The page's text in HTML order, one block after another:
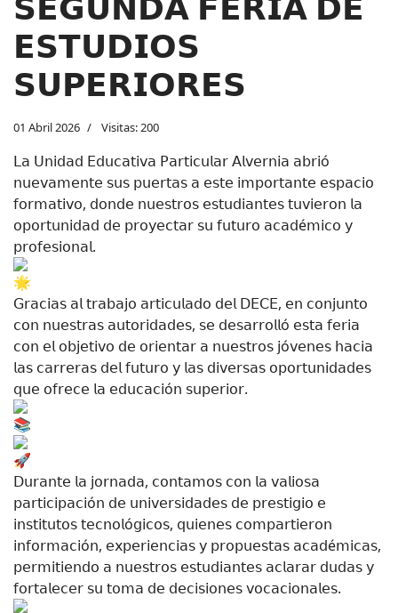
𝗘𝗦𝗧𝗨𝗗𝗜𝗢𝗦
𝗦𝗨𝗣𝗘𝗥𝗜𝗢𝗥𝗘𝗦
01 Abril 2026 Visitas: 200
𝖫𝖺 𝖴𝗇𝗂𝖽𝖺𝖽 𝖤𝖽𝗎𝖼𝖺𝗍𝗂𝗏𝖺 𝖯𝖺𝗋𝗍𝗂𝖼𝗎𝗅𝖺𝗋 𝖠𝗅𝗏𝖾𝗋𝗇𝗂𝖺 𝖺𝖻𝗋𝗂ó
𝗇𝗎𝖾𝗏𝖺𝗆𝖾𝗇𝗍𝖾 𝗌𝗎𝗌 𝗉𝗎𝖾𝗋𝗍𝖺𝗌 𝖺 𝖾𝗌𝗍𝖾 𝗂𝗆𝗉𝗈𝗋𝗍𝖺𝗇𝗍𝖾 𝖾𝗌𝗉𝖺𝖼𝗂𝗈
𝖿𝗈𝗋𝗆𝖺𝗍𝗂𝗏𝗈, 𝖽𝗈𝗇𝖽𝖾 𝗇𝗎𝖾𝗌𝗍𝗋𝗈𝗌 𝖾𝗌𝗍𝗎𝖽𝗂𝖺𝗇𝗍𝖾𝗌 𝗍𝗎𝗏𝗂𝖾𝗋𝗈𝗇 𝗅𝖺
𝗈𝗉𝗈𝗋𝗍𝗎𝗇𝗂𝖽𝖺𝖽 𝖽𝖾 𝗉𝗋𝗈𝗒𝖾𝖼𝗍𝖺𝗋 𝗌𝗎 𝖿𝗎𝗍𝗎𝗋𝗈 𝖺𝖼𝖺𝖽é𝗆𝗂𝖼𝗈 𝗒
𝗉𝗋𝗈𝖿𝖾𝗌𝗂𝗈𝗇𝖺𝗅.
𝖦𝗋𝖺𝖼𝗂𝖺𝗌 𝖺𝗅 𝗍𝗋𝖺𝖻𝖺𝗃𝗈 𝖺𝗋𝗍𝗂𝖼𝗎𝗅𝖺𝖽𝗈 𝖽𝖾𝗅 𝖣𝖤𝖢𝖤, 𝖾𝗇 𝖼𝗈𝗇𝗃𝗎𝗇𝗍𝗈
𝖼𝗈𝗇 𝗇𝗎𝖾𝗌𝗍𝗋𝖺𝗌 𝖺𝗎𝗍𝗈𝗋𝗂𝖽𝖺𝖽𝖾𝗌, 𝗌𝖾 𝖽𝖾𝗌𝖺𝗋𝗋𝗈𝗅𝗅ó 𝖾𝗌𝗍𝖺 𝖿𝖾𝗋𝗂𝖺
𝖼𝗈𝗇 𝖾𝗅 𝗈𝖻𝗃𝖾𝗍𝗂𝗏𝗈 𝖽𝖾 𝗈𝗋𝗂𝖾𝗇𝗍𝖺𝗋 𝖺 𝗇𝗎𝖾𝗌𝗍𝗋𝗈𝗌 𝗃ó𝗏𝖾𝗇𝖾𝗌 𝗁𝖺𝖼𝗂𝖺
𝗅𝖺𝗌 𝖼𝖺𝗋𝗋𝖾𝗋𝖺𝗌 𝖽𝖾𝗅 𝖿𝗎𝗍𝗎𝗋𝗈 𝗒 𝗅𝖺𝗌 𝖽𝗂𝗏𝖾𝗋𝗌𝖺𝗌 𝗈𝗉𝗈𝗋𝗍𝗎𝗇𝗂𝖽𝖺𝖽𝖾𝗌
𝗊𝗎𝖾 𝗈𝖿𝗋𝖾𝖼𝖾 𝗅𝖺 𝖾𝖽𝗎𝖼𝖺𝖼𝗂ó𝗇 𝗌𝗎𝗉𝖾𝗋𝗂𝗈𝗋.
𝖣𝗎𝗋𝖺𝗇𝗍𝖾 𝗅𝖺 𝗃𝗈𝗋𝗇𝖺𝖽𝖺, 𝖼𝗈𝗇𝗍𝖺𝗆𝗈𝗌 𝖼𝗈𝗇 𝗅𝖺 𝗏𝖺𝗅𝗂𝗈𝗌𝖺
𝗉𝖺𝗋𝗍𝗂𝖼𝗂𝗉𝖺𝖼𝗂ó𝗇 𝖽𝖾 𝗎𝗇𝗂𝗏𝖾𝗋𝗌𝗂𝖽𝖺𝖽𝖾𝗌 𝖽𝖾 𝗉𝗋𝖾𝗌𝗍𝗂𝗀𝗂𝗈 𝖾
𝗂𝗇𝗌𝗍𝗂𝗍𝗎𝗍𝗈𝗌 𝗍𝖾𝖼𝗇𝗈𝗅ó𝗀𝗂𝖼𝗈𝗌, 𝗊𝗎𝗂𝖾𝗇𝖾𝗌 𝖼𝗈𝗆𝗉𝖺𝗋𝗍𝗂𝖾𝗋𝗈𝗇
𝗂𝗇𝖿𝗈𝗋𝗆𝖺𝖼𝗂ó𝗇, 𝖾𝗑𝗉𝖾𝗋𝗂𝖾𝗇𝖼𝗂𝖺𝗌 𝗒 𝗉𝗋𝗈𝗉𝗎𝖾𝗌𝗍𝖺𝗌 𝖺𝖼𝖺𝖽é𝗆𝗂𝖼𝖺𝗌,
𝗉𝖾𝗋𝗆𝗂𝗍𝗂𝖾𝗇𝖽𝗈 𝖺 𝗇𝗎𝖾𝗌𝗍𝗋𝗈𝗌 𝖾𝗌𝗍𝗎𝖽𝗂𝖺𝗇𝗍𝖾𝗌 𝖺𝖼𝗅𝖺𝗋𝖺𝗋 𝖽𝗎𝖽𝖺𝗌 𝗒
𝖿𝗈𝗋𝗍𝖺𝗅𝖾𝖼𝖾𝗋 𝗌𝗎 𝗍𝗈𝗆𝖺 𝖽𝖾 𝖽𝖾𝖼𝗂𝗌𝗂𝗈𝗇𝖾𝗌 𝗏𝗈𝖼𝖺𝖼𝗂𝗈𝗇𝖺𝗅𝖾𝗌.